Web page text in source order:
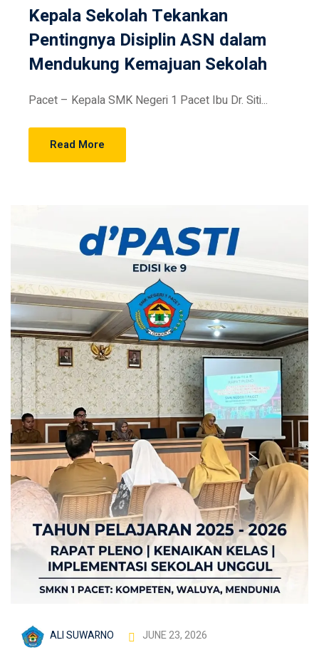
Kepala Sekolah Tekankan
Pentingnya Disiplin ASN dalam
Mendukung Kemajuan Sekolah
Pacet – Kepala SMK Negeri 1 Pacet Ibu Dr. Siti...
Read More
ALI SUWARNO JUNE 23, 2026